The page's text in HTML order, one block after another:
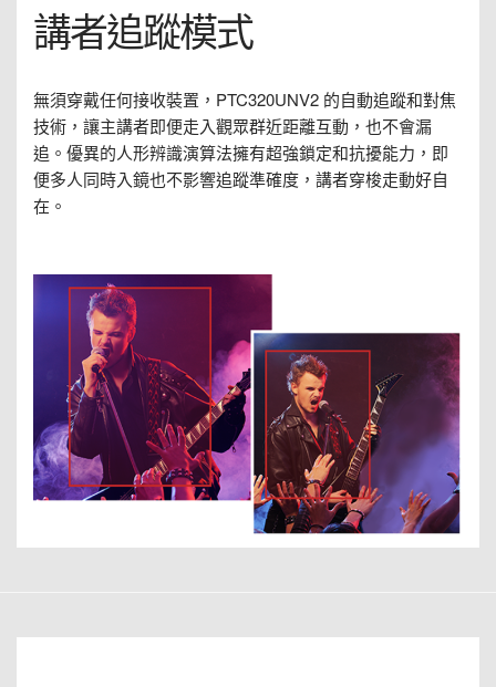
講者追蹤模式
無須穿戴任何接收裝置，PTC320UNV2 的自動追蹤和對焦
技術，讓主講者即便走入觀眾群近距離互動，也不會漏
追。優異的人形辨識演算法擁有超強鎖定和抗擾能力，即
便多人同時入鏡也不影響追蹤準確度，講者穿梭走動好自
在。